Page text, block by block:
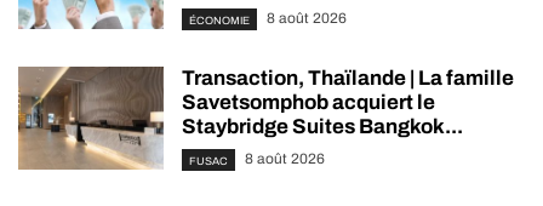
ÉCONOMIE 8 août 2026
Transaction, Thaïlande | La famille
Savetsomphob acquiert le
Staybridge Suites Bangkok...
FUSAC 8 août 2026